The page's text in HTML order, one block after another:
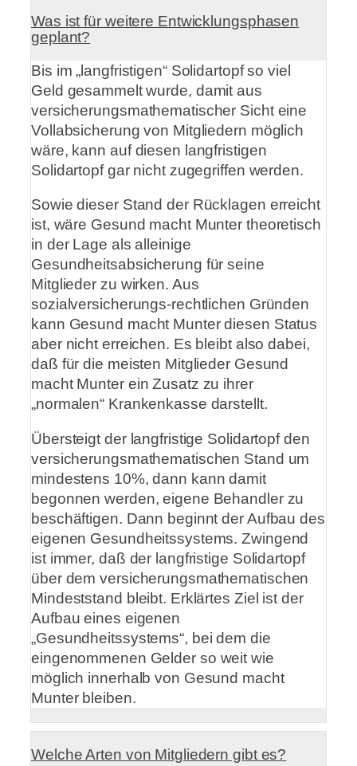
Was ist für weitere Entwicklungsphasen
geplant?
Bis im „langfristigen“ Solidartopf so viel
Geld gesammelt wurde, damit aus
versicherungsmathematischer Sicht eine
Vollabsicherung von Mitgliedern möglich
wäre, kann auf diesen langfristigen
Solidartopf gar nicht zugegriffen werden.
Sowie dieser Stand der Rücklagen erreicht
ist, wäre Gesund macht Munter theoretisch
in der Lage als alleinige
Gesundheitsabsicherung für seine
Mitglieder zu wirken. Aus
sozialversicherungs-rechtlichen Gründen
kann Gesund macht Munter diesen Status
aber nicht erreichen. Es bleibt also dabei,
daß für die meisten Mitglieder Gesund
macht Munter ein Zusatz zu ihrer
„normalen“ Krankenkasse darstellt.
Übersteigt der langfristige Solidartopf den
versicherungsmathematischen Stand um
mindestens 10%, dann kann damit
begonnen werden, eigene Behandler zu
beschäftigen. Dann beginnt der Aufbau des
eigenen Gesundheitssystems. Zwingend
ist immer, daß der langfristige Solidartopf
über dem versicherungsmathematischen
Mindeststand bleibt. Erklärtes Ziel ist der
Aufbau eines eigenen
„Gesundheitssystems“, bei dem die
eingenommenen Gelder so weit wie
möglich innerhalb von Gesund macht
Munter bleiben.
Welche Arten von Mitgliedern gibt es?